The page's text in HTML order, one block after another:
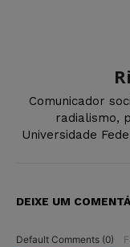
Comunicador
radialismo,
Universidade
DEIXE UM
Default Comments (0)